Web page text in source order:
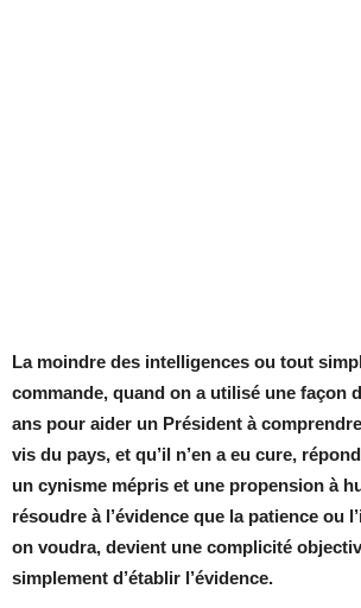
La moindre des intelligences ou tout
commande, quand on a utilisé une façon
ans pour aider un Président à
vis du pays, et qu’il n’en a eu cure,
un cynisme mépris et une propension à
résoudre à l’évidence que la patience ou
on voudra, devient une complicité
simplement d’établir l’évidence.